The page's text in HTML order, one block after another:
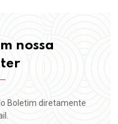
nossa
Boletim diretamente